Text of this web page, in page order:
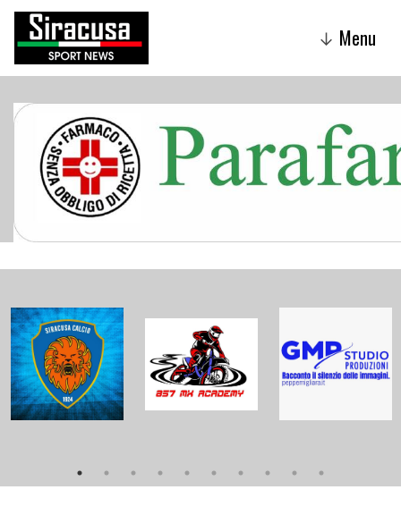
↓ Menu